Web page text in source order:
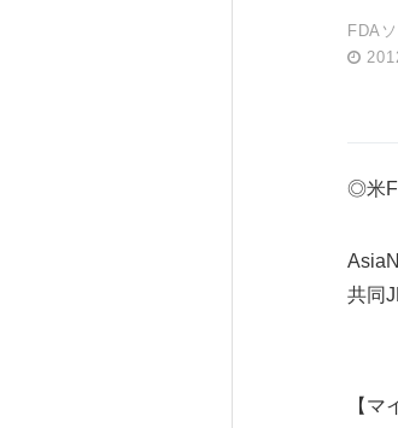
FDA
◎米
共同
【